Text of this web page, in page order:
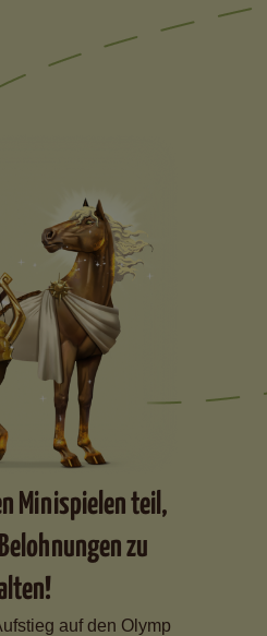
Minispielen teil,
zu
auf den Olymp